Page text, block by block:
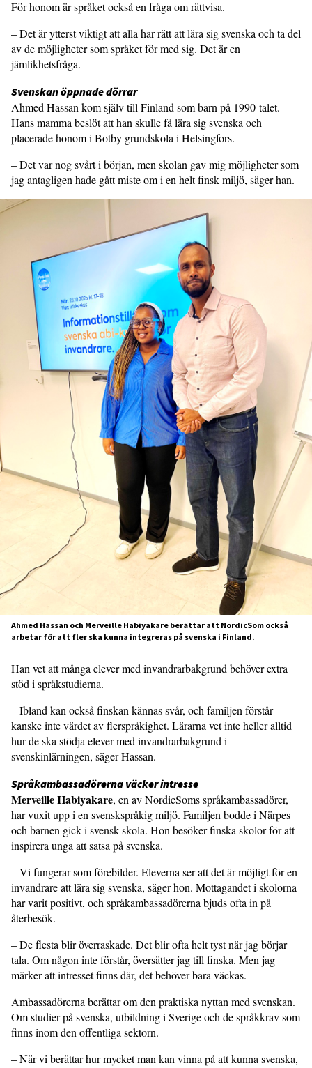
För honom är språket också en fråga om rättvisa.
– Det är ytterst viktigt att alla har rätt att lära sig svenska och ta del
av de möjligheter som språket för med sig. Det är en
jämlikhetsfråga.
Svenskan öppnade dörrar
Ahmed Hassan kom själv till Finland som barn på 1990-talet.
Hans mamma beslöt att han skulle få lära sig svenska och
placerade honom i Botby grundskola i Helsingfors.
– Det var nog svårt i början, men skolan gav mig möjligheter som
jag antagligen hade gått miste om i en helt finsk miljö, säger han.
Ahmed Hassan och Merveille Habiyakare berättar att NordicSom också
arbetar för att fler ska kunna integreras på svenska i Finland.
Han vet att många elever med invandrarbakgrund behöver extra
stöd i språkstudierna.
– Ibland kan också finskan kännas svår, och familjen förstår
kanske inte värdet av flerspråkighet. Lärarna vet inte heller alltid
hur de ska stödja elever med invandrarbakgrund i
svenskinlärningen, säger Hassan.
Språkambassadörerna väcker intresse
Merveille Habiyakare, en av NordicSoms språkambassadörer,
har vuxit upp i en svenskspråkig miljö. Familjen bodde i Närpes
och barnen gick i svensk skola. Hon besöker finska skolor för att
inspirera unga att satsa på svenska.
– Vi fungerar som förebilder. Eleverna ser att det är möjligt för en
invandrare att lära sig svenska, säger hon. Mottagandet i skolorna
har varit positivt, och språkambassadörerna bjuds ofta in på
återbesök.
– De flesta blir överraskade. Det blir ofta helt tyst när jag börjar
tala. Om någon inte förstår, översätter jag till finska. Men jag
märker att intresset finns där, det behöver bara väckas.
Ambassadörerna berättar om den praktiska nyttan med svenskan.
Om studier på svenska, utbildning i Sverige och de språkkrav som
finns inom den offentliga sektorn.
– När vi berättar hur mycket man kan vinna på att kunna svenska,